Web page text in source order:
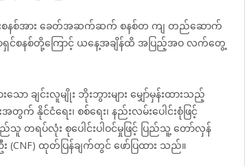
းစနစ်အား ခေတ်အဆက်ဆက် စနစ်တ ကျ တည်ဆောက်
ာရှင်စနစ်တို့ကြောင့် ယနေ့အချိန်ထိ အပြည့်အဝ လက်တွေ့
ချင်းလူမျိုး ဘိုးဘွားများ မျှော်မှန်းထားသည့်
င်ငံရေး၊ စစ်ရေး၊ နည်းလမ်းပေါင်းစုံဖြင့်
တရပ်လုံး စုပေါင်းပါဝင်မှုဖြင့် ပြည်သူ့ တော်လှန်
ထုတ်ပြန်ချက်တွင် ဖော်ပြထား သည်။